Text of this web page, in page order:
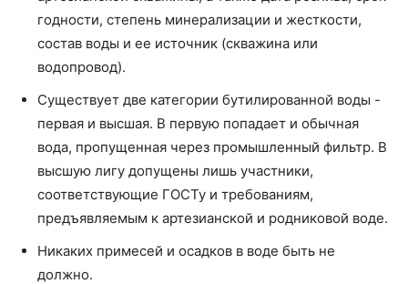
годности, степень минерализации и жесткости,
состав воды и ее источник (скважина или
водопровод).
Существует две категории бутилированной воды -
первая и высшая. В первую попадает и обычная
вода, пропущенная через промышленный фильтр. В
высшую лигу допущены лишь участники,
соответствующие ГОСТу и требованиям,
предъявляемым к артезианской и родниковой воде.
Никаких примесей и осадков в воде быть не
должно.